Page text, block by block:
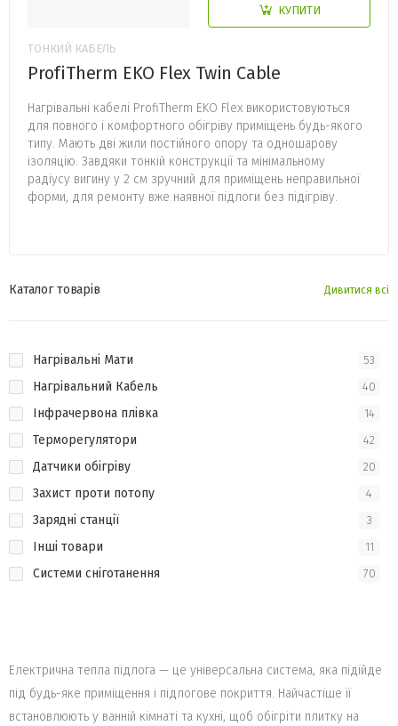
КУПИТИ
ТОНКИЙ КАБЕЛЬ
ProfiTherm EKO Flex Twin Cable
Нагрівальні кабелі ProfiTherm EKO Flex використовуються
для повного і комфортного обігріву приміщень будь-якого
типу. Мають дві жили постійного опору та одношарову
ізоляцію. Завдяки тонкій конструкції та мінімальному
радіусу вигину у 2 см зручний для приміщень неправильної
форми, для ремонту вже наявної підлоги без підігріву.
Каталог товарів Дивитиcя всі
Нагрівальні Мати 53
Нагрівальний Кабель 40
Інфрачервона плівка 14
Терморегулятори 42
Датчики обігріву 20
Захист проти потопу 4
Зарядні станції 3
Інші товари 11
Системи сніготанення 70
Електрична тепла підлога — це універсальна система, яка підійде
під будь-яке приміщення і підлогове покриття. Найчастіше її
встановлюють у ванній кімнаті та кухні, щоб обігріти плитку на